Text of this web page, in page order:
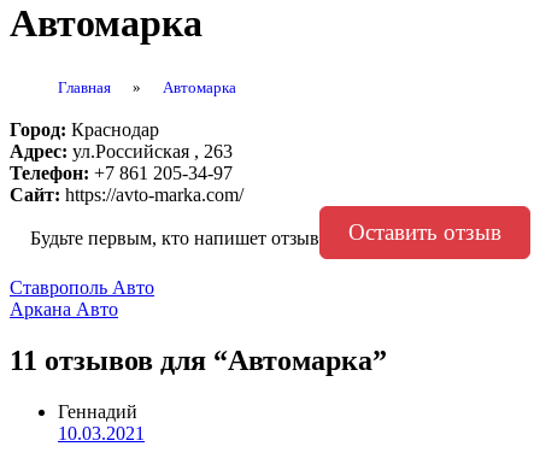
Автомарка
Главная » Автомарка
Город: Краснодар
Адрес: ул.Российская , 263
Телефон: +7 861 205-34-97
Сайт: https://avto-marka.com/
Будьте первым, кто напишет отзыв Оставить отзыв
Навигация
по
записям
Ставрополь Авто
Аркана Авто
11 отзывов для “Автомарка”
Геннадий
10.03.2021